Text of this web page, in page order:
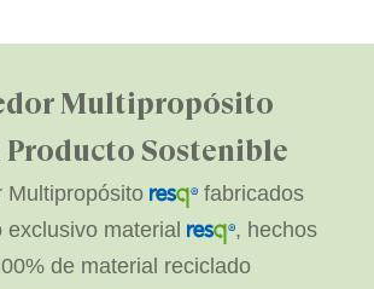
Multipropósito
Producto Sostenible
Multipropósito
fabricados
material
, hechos
de material reciclado